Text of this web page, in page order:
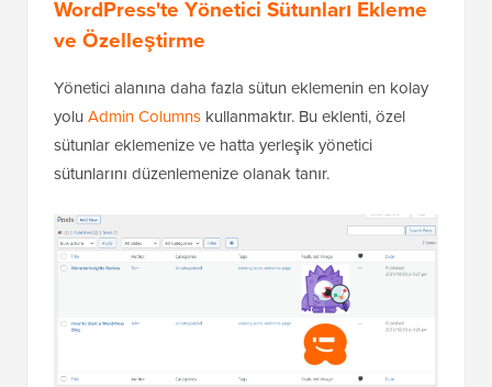
WordPress'te Yönetici Sütunları Ekleme
ve Özelleştirme
Yönetici alanına daha fazla sütun eklemenin en kolay
yolu Admin Columns kullanmaktır. Bu eklenti, özel
sütunlar eklemenize ve hatta yerleşik yönetici
sütunlarını düzenlemenize olanak tanır.